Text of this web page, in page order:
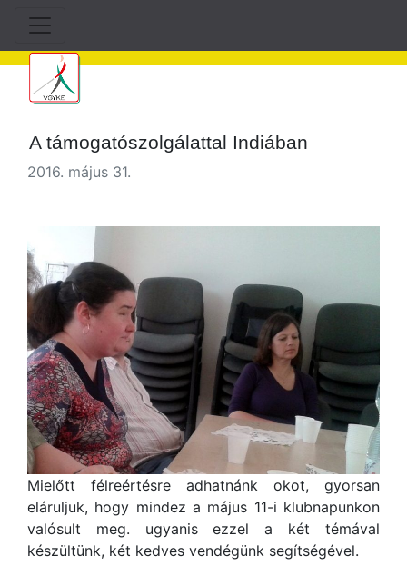
A támogatószolgálattal Indiában
2016. május 31.
Mielőtt félreértésre adhatnánk okot, gyorsan
eláruljuk, hogy mindez a május 11-i klubnapunkon
valósult meg. ugyanis ezzel a két témával
készültünk, két kedves vendégünk segítségével.